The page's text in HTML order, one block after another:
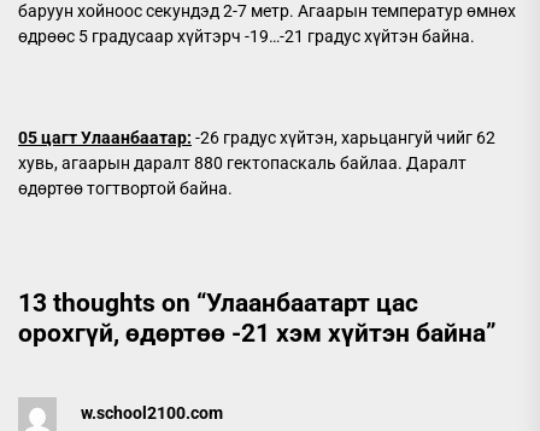
баруун хойноос секундэд 2-7 метр. Агаарын температур өмнөх
өдрөөс 5 градусаар хүйтэрч -19…-21 градус хүйтэн байна.
05 цагт Улаанбаатар: -26 градус хүйтэн, харьцангуй чийг 62
хувь, агаарын даралт 880 гектопаскаль байлаа. Даралт
өдөртөө тогтвортой байна.
13 thoughts on “Улаанбаатарт цас
орохгүй, өдөртөө -21 хэм хүйтэн байна”
w.school2100.com